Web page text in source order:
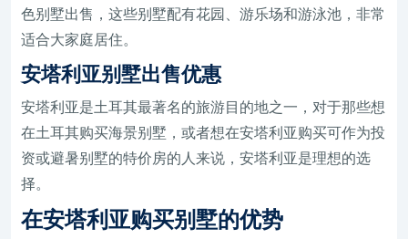
色别墅出售，这些别墅配有花园、游乐场和游泳池，非常
适合大家庭居住。
安塔利亚别墅出售优惠
安塔利亚是土耳其最著名的旅游目的地之一，对于那些想
在土耳其购买海景别墅，或者想在安塔利亚购买可作为投
资或避暑别墅的特价房的人来说，安塔利亚是理想的选
择。
在安塔利亚购买别墅的优势